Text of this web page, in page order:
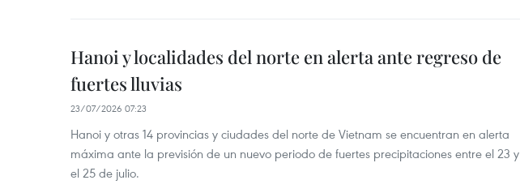
Hanoi y localidades del norte en alerta ante regreso de
fuertes lluvias
23/07/2026 07:23
Hanoi y otras 14 provincias y ciudades del norte de Vietnam se encuentran en alerta
máxima ante la previsión de un nuevo periodo de fuertes precipitaciones entre el 23 y
el 25 de julio.